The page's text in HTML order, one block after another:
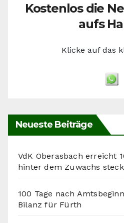
Kostenlos die
aufs
Klicke auf das
Neueste Beiträge
VdK Oberasbach erreicht
hinter dem Zuwachs
100 Tage nach
Bilanz für Fürth